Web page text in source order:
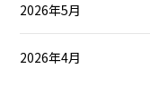
2026年5月
2026年4月